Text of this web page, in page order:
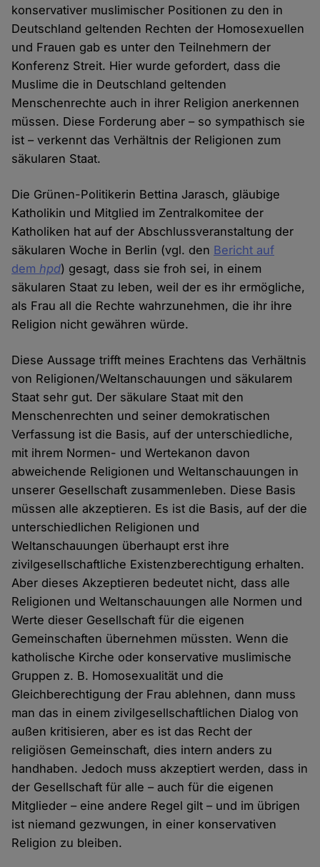
konservativer muslimischer Positionen zu den in
Deutschland geltenden Rechten der Homosexuellen
und Frauen gab es unter den Teilnehmern der
Konferenz Streit. Hier wurde gefordert, dass die
Muslime die in Deutschland geltenden
Menschenrechte auch in ihrer Religion anerkennen
müssen. Diese Forderung aber – so sympathisch sie
ist – verkennt das Verhältnis der Religionen zum
säkularen Staat.
Die Grünen-Politikerin Bettina Jarasch, gläubige
Katholikin und Mitglied im Zentralkomitee der
Katholiken hat auf der Abschlussveranstaltung der
säkularen Woche in Berlin (vgl. den Bericht auf
demhpd) gesagt, dass sie froh sei, in einem
säkularen Staat zu leben, weil der es ihr ermögliche,
als Frau all die Rechte wahrzunehmen, die ihr ihre
Religion nicht gewähren würde.
Diese Aussage trifft meines Erachtens das Verhältnis
von Religionen/Weltanschauungen und säkularem
Staat sehr gut. Der säkulare Staat mit den
Menschenrechten und seiner demokratischen
Verfassung ist die Basis, auf der unterschiedliche,
mit ihrem Normen- und Wertekanon davon
abweichende Religionen und Weltanschauungen in
unserer Gesellschaft zusammenleben. Diese Basis
müssen alle akzeptieren. Es ist die Basis, auf der die
unterschiedlichen Religionen und
Weltanschauungen überhaupt erst ihre
zivilgesellschaftliche Existenzberechtigung erhalten.
Aber dieses Akzeptieren bedeutet nicht, dass alle
Religionen und Weltanschauungen alle Normen und
Werte dieser Gesellschaft für die eigenen
Gemeinschaften übernehmen müssten. Wenn die
katholische Kirche oder konservative muslimische
Gruppen z. B. Homosexualität und die
Gleichberechtigung der Frau ablehnen, dann muss
man das in einem zivilgesellschaftlichen Dialog von
außen kritisieren, aber es ist das Recht der
religiösen Gemeinschaft, dies intern anders zu
handhaben. Jedoch muss akzeptiert werden, dass in
der Gesellschaft für alle – auch für die eigenen
Mitglieder – eine andere Regel gilt – und im übrigen
ist niemand gezwungen, in einer konservativen
Religion zu bleiben.